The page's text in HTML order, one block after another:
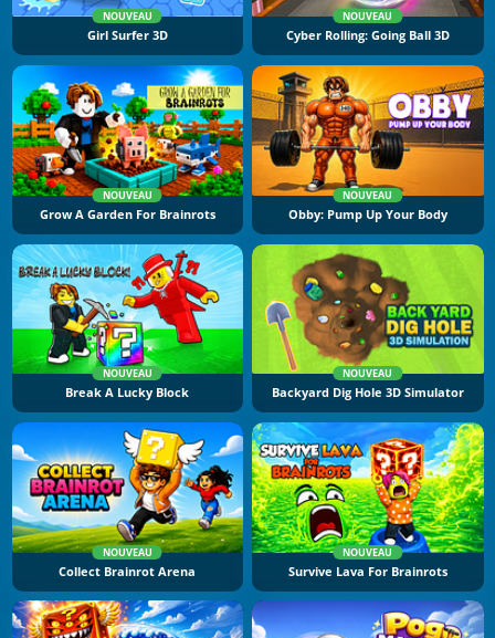
NOUVEAU
Girl Surfer 3D
NOUVEAU
Cyber Rolling: Going Ball 3D
NOUVEAU
Grow A Garden For Brainrots
NOUVEAU
Obby: Pump Up Your Body
NOUVEAU
Break A Lucky Block
NOUVEAU
Backyard Dig Hole 3D Simulator
NOUVEAU
Collect Brainrot Arena
NOUVEAU
Survive Lava For Brainrots